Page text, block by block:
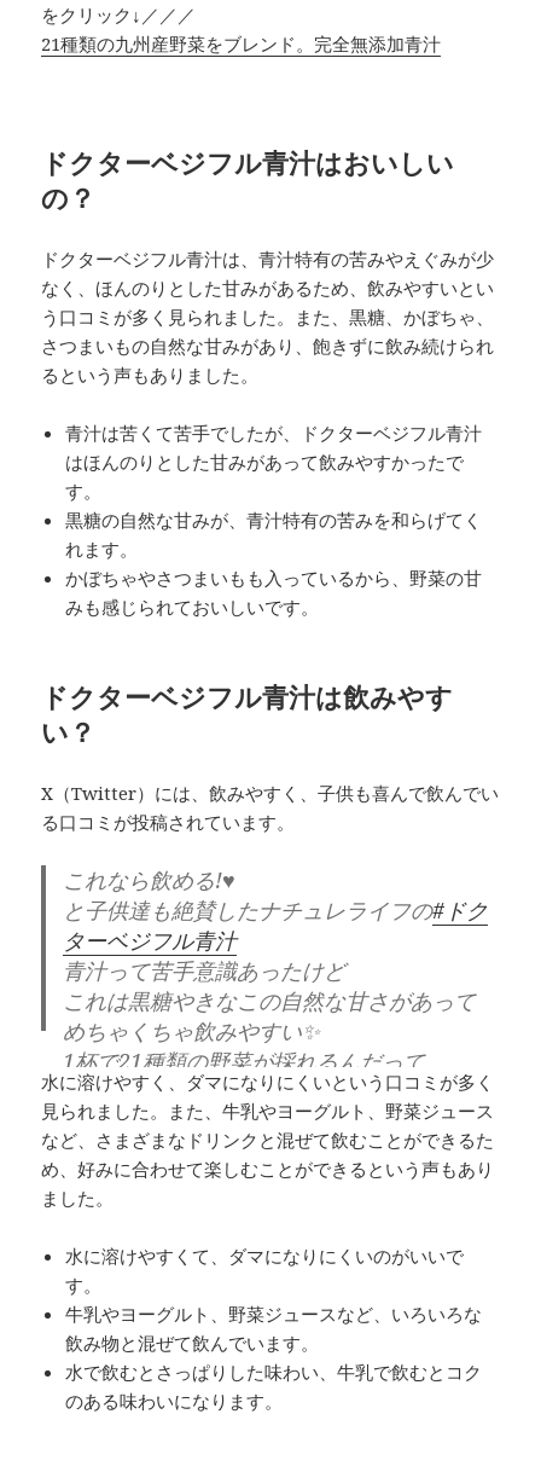
をクリック↓／／／
21種類の九州産野菜をブレンド。完全無添加青汁
ドクターベジフル青汁はおいしい
の？
ドクターベジフル青汁は、青汁特有の苦みやえぐみが少
なく、ほんのりとした甘みがあるため、飲みやすいとい
う口コミが多く見られました。また、黒糖、かぼちゃ、
さつまいもの自然な甘みがあり、飽きずに飲み続けられ
るという声もありました。
青汁は苦くて苦手でしたが、ドクターベジフル青汁
はほんのりとした甘みがあって飲みやすかったで
す。
黒糖の自然な甘みが、青汁特有の苦みを和らげてく
れます。
かぼちゃやさつまいもも入っているから、野菜の甘
みも感じられておいしいです。
ドクターベジフル青汁は飲みやす
い？
X（Twitter）には、飲みやすく、子供も喜んで飲んでい
る口コミが投稿されています。
これなら飲める!♥
と子供達も絶賛したナチュレライフの#ドク
ターベジフル青汁
青汁って苦手意識あったけど
これは黒糖やきなこの自然な甘さがあって
めちゃくちゃ飲みやすい✨️
1杯で21種類の野菜が採れるんだって
楽天やAmazonで手軽に買えるの嬉しい
飲み続けて野菜不足解消します #PR
pic.twitter.com/HkuyNuMzfP
— cocopipi ⡱ (@pipi_coco_pipi)
2023
水に溶けやすく、ダマになりにくいという口コミが多く
見られました。また、牛乳やヨーグルト、野菜ジュース
など、さまざまなドリンクと混ぜて飲むことができるた
め、好みに合わせて楽しむことができるという声もあり
ました。
水に溶けやすくて、ダマになりにくいのがいいで
す。
牛乳やヨーグルト、野菜ジュースなど、いろいろな
飲み物と混ぜて飲んでいます。
水で飲むとさっぱりした味わい、牛乳で飲むとコク
のある味わいになります。